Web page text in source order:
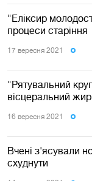
"Еліксир
процеси старіння
17 вересня 2021
"Рятувальний
вісцеральний жир
16 вересня 2021
Вчені з'ясували
схуднути